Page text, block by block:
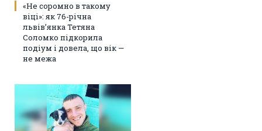
«Не соромно в такому
віці»: як 76-річна
львів’янка Тетяна
Соломко підкорила
подіум і довела, що вік —
не межа